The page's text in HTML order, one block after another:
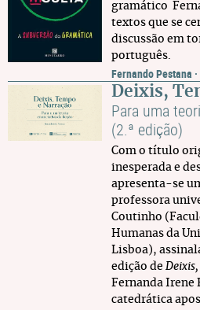
gramático
textos que se
discussão em
português.
Fernando Pestana ·
Deixis,
Para uma
(2.ª edição)
Com o título
inesperada e
apresenta-se
professora
Coutinho
Humanas da
Lisboa),
edição de
Fernanda Irene
catedrática